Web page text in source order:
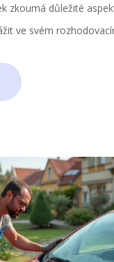
zkoumá důležité
ve svém